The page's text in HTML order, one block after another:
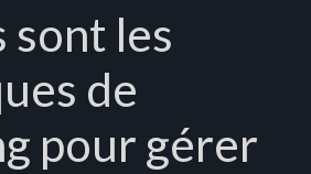
sont les
de
pour gérer